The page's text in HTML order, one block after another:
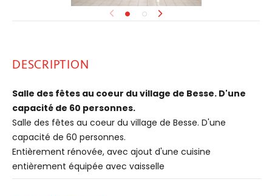
DESCRIPTION
Salle des fêtes au coeur du village de Besse. D'une
capacité de 60 personnes.
Salle des fêtes au coeur du village de Besse. D'une
capacité de 60 personnes.
Entièrement rénovée, avec ajout d'une cuisine
entièrement équipée avec vaisselle